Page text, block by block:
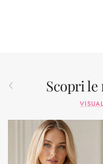
Indietro Scopri le